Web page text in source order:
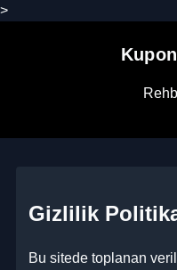
>
Gizlilik
Bu sitede toplanan